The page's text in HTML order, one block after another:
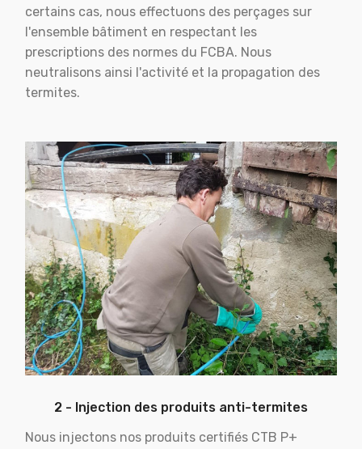
certains cas, nous effectuons des perçages sur
l'ensemble bâtiment en respectant les
prescriptions des normes du FCBA. Nous
neutralisons ainsi l'activité et la propagation des
termites.
2 - Injection des produits anti-termites
Nous injectons nos produits certifiés CTB P+